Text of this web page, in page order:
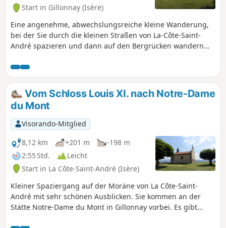
Start in Gillonnay (Isère)
Eine angenehme, abwechslungsreiche kleine Wanderung,
bei der Sie durch die kleinen Straßen von La-Côte-Saint-
André spazieren und dann auf den Bergrücken wandern
Vom Schloss Louis XI. nach Notre-Dame
du Mont
Visorando-Mitglied
8,12 km
+201 m
-198 m
2:55 Std.
Leicht
Start in La Côte-Saint-André (Isère)
Kleiner Spaziergang auf der Moräne von La Côte-Saint-
André mit sehr schönen Ausblicken. Sie kommen an der
Stätte Notre-Dame du Mont in Gillonnay vorbei. Es gibt